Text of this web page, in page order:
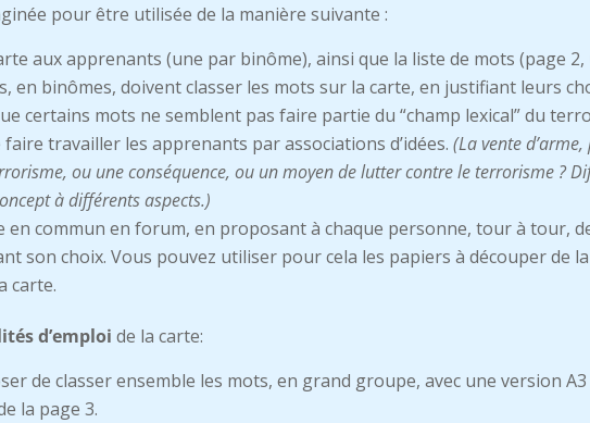
pour être utilisée de la manière suivante :
aux apprenants (une par binôme), ainsi que la liste de mots (page
en binômes, doivent classer les mots sur la carte, en justifiant leurs
certains mots ne semblent pas faire partie du “champ lexical” du
faire travailler les apprenants par associations d’idées.(La vente
ou une conséquence, ou un moyen de lutter contre le terrorisme ?
à différents aspects.)
en commun en forum, en proposant à chaque personne, tour à tour,
son choix. Vous pouvez utiliser pour cela les papiers à découper de
carte.
d’emploi de la carte:
de classer ensemble les mots, en grand groupe, avec une version
la page 3.